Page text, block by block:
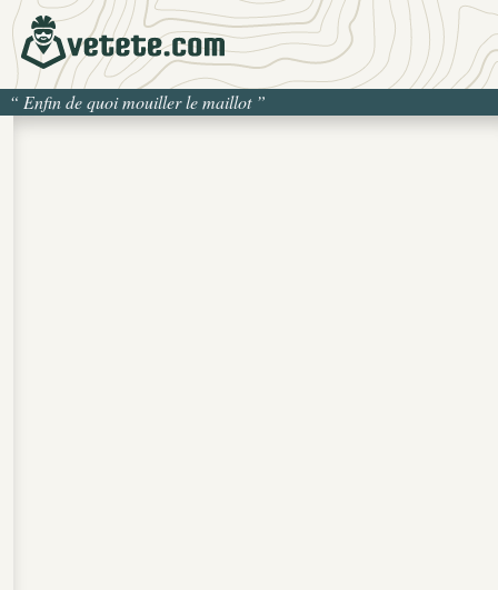
“ Enfin de quoi mouiller le maillot”